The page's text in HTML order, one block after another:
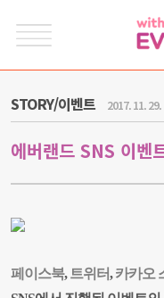
STORY/이벤트 2017. 11. 29.
에버랜드 SNS 이벤
페이스북,트위터,카카오